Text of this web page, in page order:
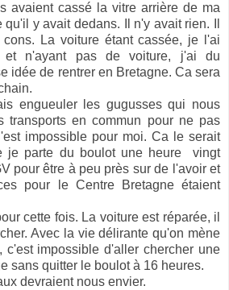
avaient cassé la vitre arrière de ma
y avait dedans. Il n'y avait rien. Il
La voiture étant cassée, je l'ai
et n'ayant pas de voiture, j'ai du
idée de rentrer en Bretagne. Ca sera
engueuler les gugusses qui nous
transports en commun pour ne pas
impossible pour moi. Ca le serait
je parte du boulot une heure vingt
pour être à peu près sur de l'avoir et
pour le Centre Bretagne étaient
cette fois. La voiture est réparée, il
Avec la vie délirante qu'on mène
c'est impossible d'aller chercher une
sans quitter le boulot à 16 heures.
devraient nous envier.